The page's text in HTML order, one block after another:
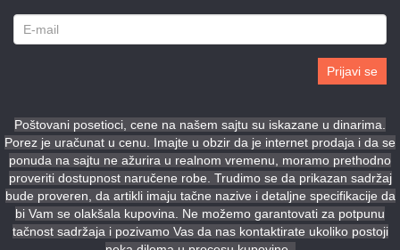
Prijavi se
Poštovani posetioci, cene na našem sajtu su iskazane u dinarima.
Porez je uračunat u cenu. Imajte u obzir da je internet prodaja i da se
ponuda na sajtu ne ažurira u realnom vremenu, moramo prethodno
proveriti dostupnost naručene robe. Trudimo se da prikazan sadržaj
bude proveren, da artikli imaju tačne nazive i detaljne specifikacije da
bi Vam se olakšala kupovina. Ne možemo garantovati za potpunu
tačnost sadržaja i pozivamo Vas da nas kontaktirate ukoliko postoji